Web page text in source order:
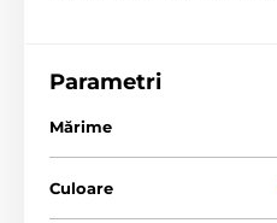
Parametri
Mărime
Culoare